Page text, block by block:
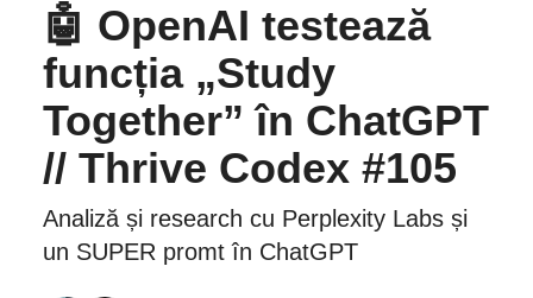
🤖 OpenAI testează
funcția „Study
Together” în ChatGPT
// Thrive Codex #105
Analiză și research cu Perplexity Labs și
un SUPER promt în ChatGPT